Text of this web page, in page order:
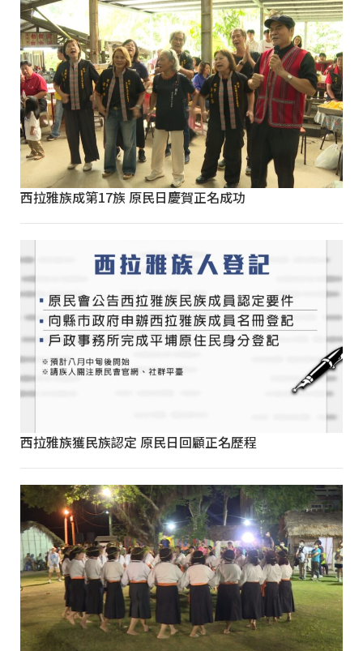
西拉雅族成第17族 原民日慶賀正名成功
西拉雅族獲民族認定 原民日回顧正名歷程